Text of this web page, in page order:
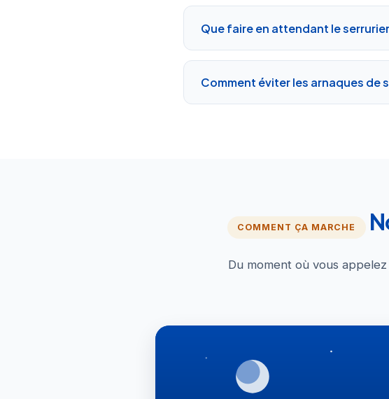
Que faire en attendant le
Comment éviter les arnaques de
COMMENT ÇA MARCHE
Du moment où vous